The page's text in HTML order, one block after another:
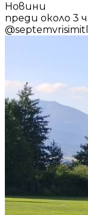
Новини
преди около 3
@